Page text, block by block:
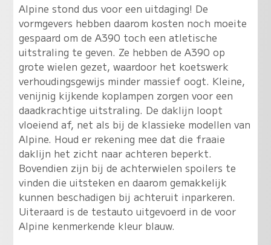
Alpine stond dus voor een uitdaging! De
vormgevers hebben daarom kosten noch moeite
gespaard om de A390 toch een atletische
uitstraling te geven. Ze hebben de A390 op
grote wielen gezet, waardoor het koetswerk
verhoudingsgewijs minder massief oogt. Kleine,
venijnig kijkende koplampen zorgen voor een
daadkrachtige uitstraling. De daklijn loopt
vloeiend af, net als bij de klassieke modellen van
Alpine. Houd er rekening mee dat die fraaie
daklijn het zicht naar achteren beperkt.
Bovendien zijn bij de achterwielen spoilers te
vinden die uitsteken en daarom gemakkelijk
kunnen beschadigen bij achteruit inparkeren.
Uiteraard is de testauto uitgevoerd in de voor
Alpine kenmerkende kleur blauw.